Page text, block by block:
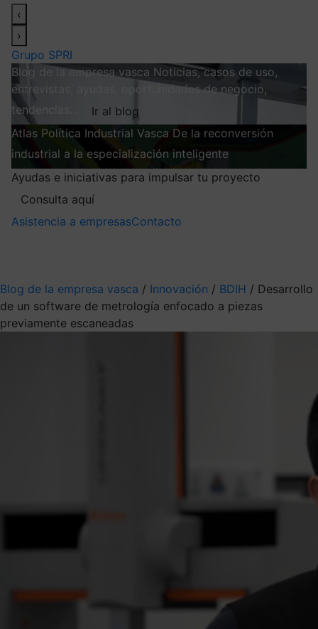
‹
›
Grupo SPRI
Blog de la empresa vasca Noticias, casos de uso,
entrevistas, ayudas, oportunidades de negocio,
tendencias…
Ir al blog
Atlas Política Industrial Vasca De la reconversión
industrial a la especialización inteligente
Ayudas e iniciativas para impulsar tu proyecto
Consulta aquí
Asistencia a empresasContacto
Blog de la empresa vasca / Innovación / BDIH / Desarrollo
de un software de metrología enfocado a piezas
previamente escaneadas